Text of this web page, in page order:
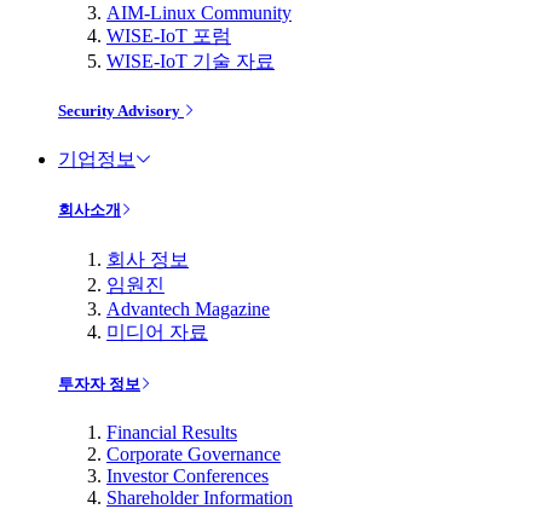
AIM-Linux Community
WISE-IoT 포럼
WISE-IoT 기술 자료
Security Advisory
기업정보
회사소개
회사 정보
임원진
Advantech Magazine
미디어 자료
투자자 정보
Financial Results
Corporate Governance
Investor Conferences
Shareholder Information